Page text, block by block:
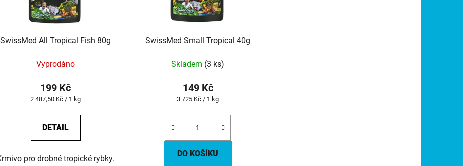
SwissMed All Tropical Fish 80g
Vyprodáno
199 Kč
Měrná
2 487,50 Kč / 1 kg
DETAIL
pro drobné tropické rybky.
SwissMed Small Tropical 40g
Skladem (3 ks)
149 Kč
Měrná
3 725 Kč / 1 kg
DO KOŠÍKU